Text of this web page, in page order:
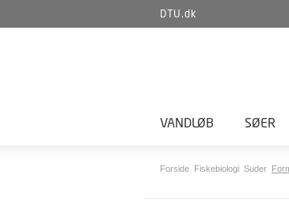
DTU.dk
VANDLØB SØER
Forside Fiskebiologi Suder